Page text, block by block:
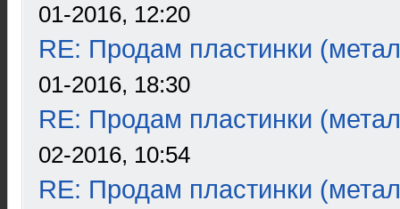
01-2016, 12:20
RE: Продам пластинки
01-2016, 18:30
RE: Продам пластинки
02-2016, 10:54
RE: Продам пластинки